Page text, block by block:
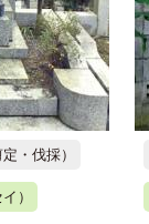
・伐採）
）